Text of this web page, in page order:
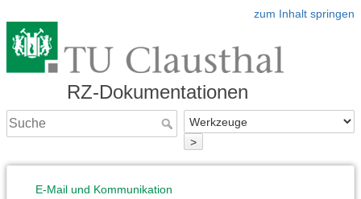
zum Inhalt springen
RZ-Dokumentationen
>
E-Mail und Kommunikation